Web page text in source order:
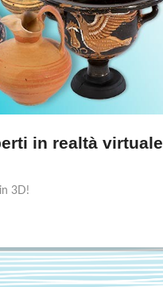
in realtà virtuale
3D!